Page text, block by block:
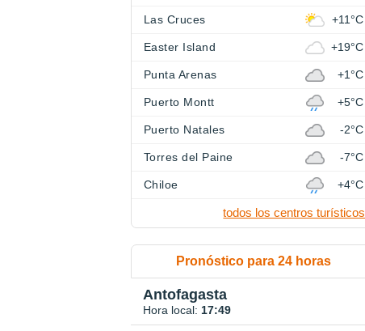
Las Cruces +11°C
Easter Island +19°C
Punta Arenas +1°C
Puerto Montt +5°C
Puerto Natales -2°C
Torres del Paine -7°C
Chiloe +4°C
todos los centros turísticos
Pronóstico para 24 horas
Antofagasta
Hora local: 17:49